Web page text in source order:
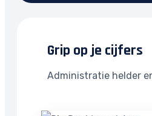
Grip op je cijfers
Administratie helder